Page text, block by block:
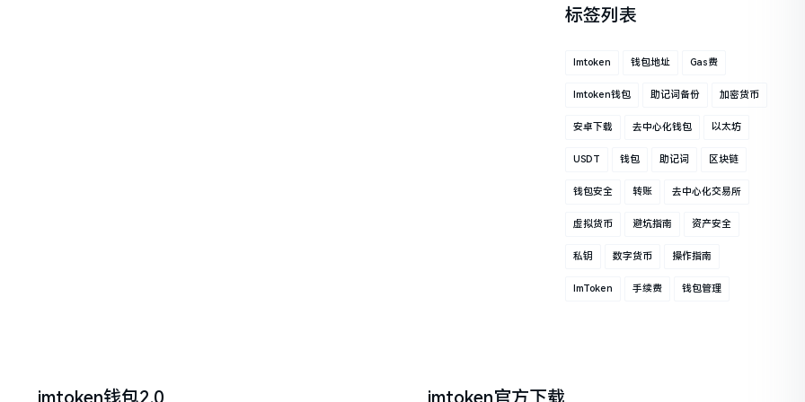
标签列表
Imtoken 钱包地址 Gas费
Imtoken钱包 助记词备份 加密货币
安卓下载 去中心化钱包 以太坊
USDT 钱包 助记词 区块链
钱包安全 转账 去中心化交易所
虚拟货币 避坑指南 资产安全
私钥 数字货币 操作指南
ImToken 手续费 钱包管理